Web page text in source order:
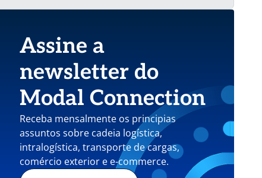
Assine a
newsletter do
Modal Connection
Receba mensalmente os principias
assuntos sobre cadeia logística,
intralogística, transporte de cargas,
comércio exterior e e-commerce.